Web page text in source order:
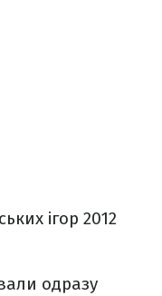
ігор 2012
одразу